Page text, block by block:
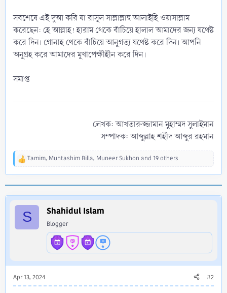
সবশেষে এই দুআ করি যা রাসূল সাল্লাল্লাহু আলাইহি ওয়াসাল্লাম
করেছেন: হে আল্লাহ! হারাম থেকে বাঁচিয়ে হালাল আমাদের জন্য যথেষ্ট
করে দিন। গোনাহ থেকে বাঁচিয়ে আনুগত্য যথেষ্ট করে দিন। আপনি
অনুগ্রহ করে আমাদের মুখাপেক্ষীহীন করে দিন।
সমাপ্ত
লেখক: আখতারুজ্জামান মুহাম্মদ সুলাইমান
সম্পাদক: আব্দুল্লাহ শহীদ আব্দুর রহমান​
R
t
i
Tamim, Muhtashim Billa, Muneer Sukhon and 19 others
S Shahidul Islam
Blogger
Apr 13, 2024 #2